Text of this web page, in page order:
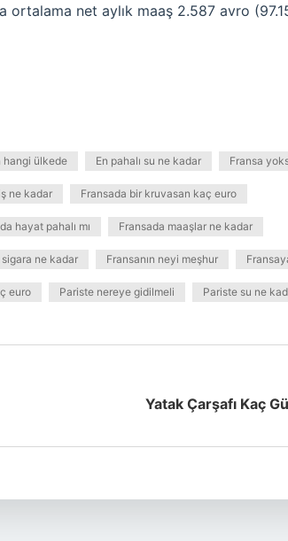
ortalama net aylık maaş 2.587 avro
hangi ülkede En pahalı su ne kadar Fransa
ne kadar Fransada bir kruvasan kaç euro
hayat pahalı mı Fransada maaşlar ne kadar
ne kadar Fransanın neyi meşhur
euro Pariste nereye gidilmeli Pariste su ne
Yatak Çarşafı Kaç